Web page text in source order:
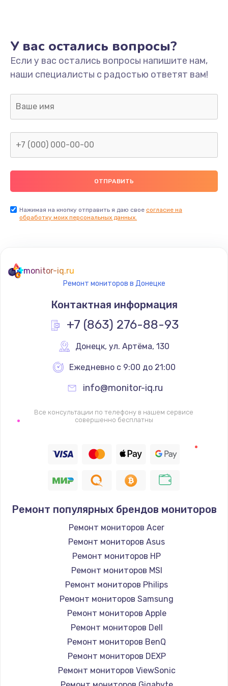
Заказать
Не включается
Нет звука
Не видит флешку
400 руб.
Заказать
Не сопряжается с устройством
900 руб.
Заказать
Помехи и искажение звука
900 руб.
1400 руб.
Заказать
Восстановление цепи питания, пайка
880 руб.
Программный ремонт/прошивка
Заказать
Замена Bluetooth/Wi-Fi модуля
800 руб.
Заказать
Замена картридера
890 руб.
У вас остались вопросы?
Если у вас остались вопросы напишите нам,
наши специалисты с радостью ответят вам!
Нажимая на кнопку отправить я даю свое согласие на
обработку моих персональных данных.
monitor-iq.ru
Ремонт мониторов в Донецке
Контактная информация
+7 (863) 276-88-93
Донецк, ул. Артёма, 130
Ежедневно с 9:00 до 21:00
info@monitor-iq.ru
Все консультации по телефону в нашем сервисе
совершенно бесплатны
Ремонт популярных брендов мониторов
Ремонт мониторов Acer
Ремонт мониторов Asus
Ремонт мониторов HP
Ремонт мониторов MSI
Ремонт мониторов Philips
Ремонт мониторов Samsung
Ремонт мониторов Apple
Ремонт мониторов Dell
Ремонт мониторов BenQ
Ремонт мониторов DEXP
Ремонт мониторов ViewSonic